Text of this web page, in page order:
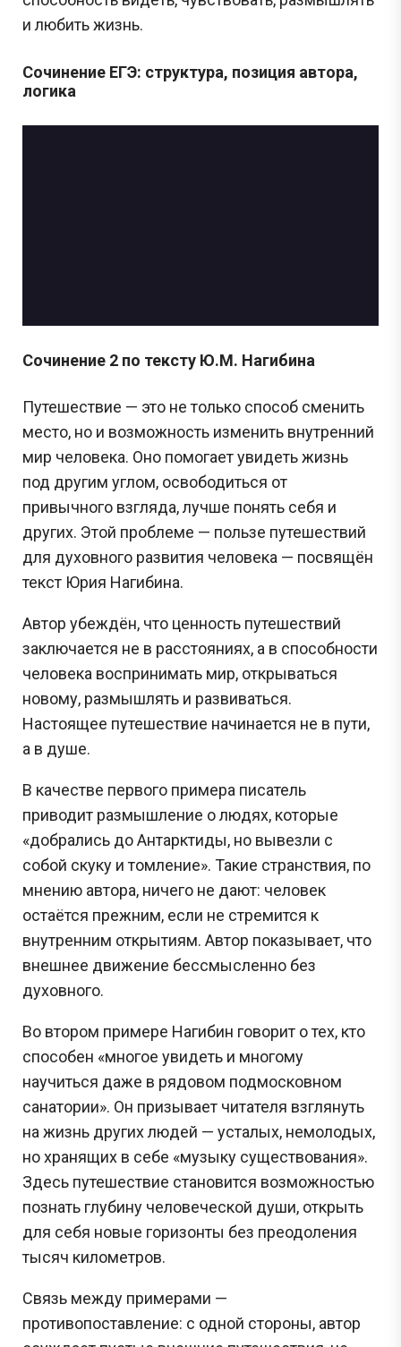
и любить жизнь.
Сочинение ЕГЭ: структура, позиция автора,
логика
Сочинение 2 по тексту Ю.М. Нагибина
Путешествие — это не только способ сменить
место, но и возможность изменить внутренний
мир человека. Оно помогает увидеть жизнь
под другим углом, освободиться от
привычного взгляда, лучше понять себя и
других. Этой проблеме — пользе путешествий
для духовного развития человека — посвящён
текст Юрия Нагибина.
Автор убеждён, что ценность путешествий
заключается не в расстояниях, а в способности
человека воспринимать мир, открываться
новому, размышлять и развиваться.
Настоящее путешествие начинается не в пути,
а в душе.
В качестве первого примера писатель
приводит размышление о людях, которые
«добрались до Антарктиды, но вывезли с
собой скуку и томление». Такие странствия, по
мнению автора, ничего не дают: человек
остаётся прежним, если не стремится к
внутренним открытиям. Автор показывает, что
внешнее движение бессмысленно без
духовного.
Во втором примере Нагибин говорит о тех, кто
способен «многое увидеть и многому
научиться даже в рядовом подмосковном
санатории». Он призывает читателя взглянуть
на жизнь других людей — усталых, немолодых,
но хранящих в себе «музыку существования».
Здесь путешествие становится возможностью
познать глубину человеческой души, открыть
для себя новые горизонты без преодоления
тысяч километров.
Связь между примерами —
противопоставление: с одной стороны, автор